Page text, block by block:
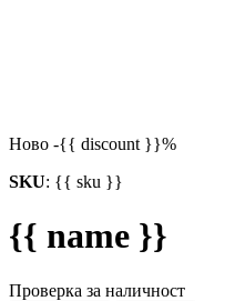
Ново -{{ discount }}%
SKU: {{ sku }}
{{ name }}
Проверка за наличност